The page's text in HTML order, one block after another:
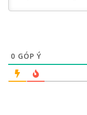
0 GÓP Ý